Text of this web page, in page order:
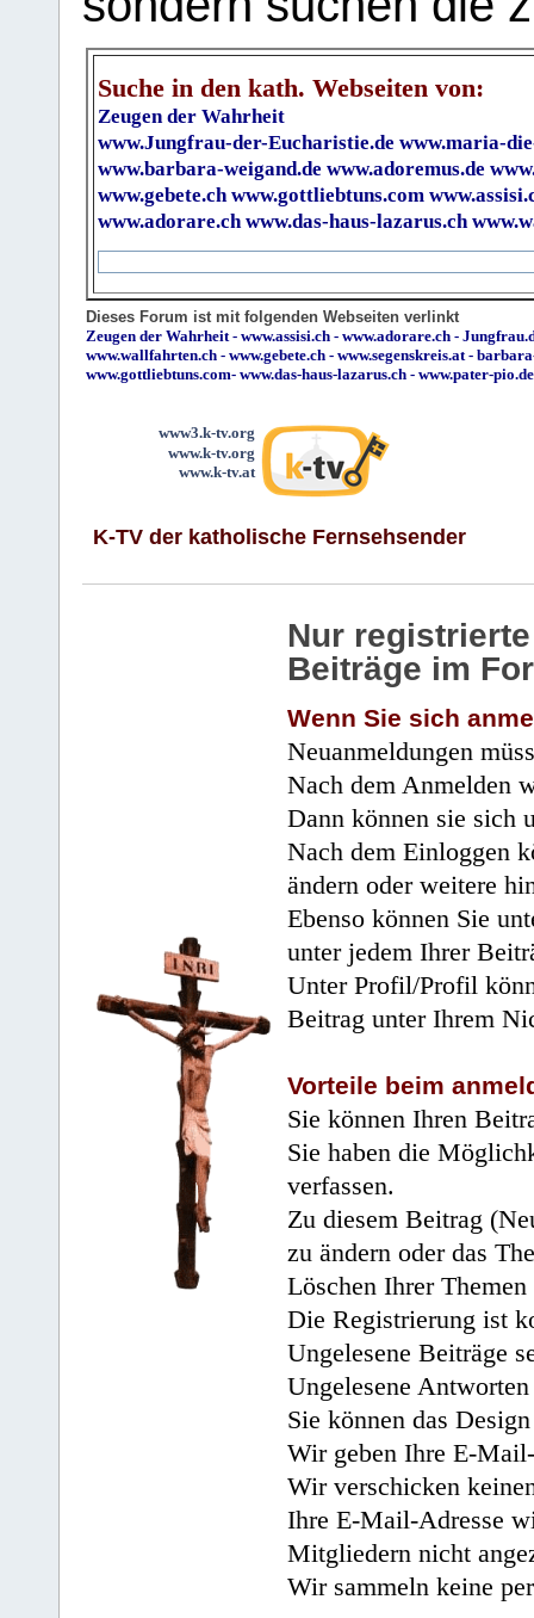
Suche in den kath. Webseiten von:
Zeugen der Wahrheit
www.Jungfrau-der-Eucharistie.de www.maria-
www.barbara-weigand.de www.adoremus.de
www.gebete.ch www.gottliebtuns.com
www.adorare.ch www.das-haus-lazarus.ch
Dieses Forum ist mit folgenden Webseiten verlinkt
Zeugen der Wahrheit - www.assisi.ch - www.adorare.ch -
www.wallfahrten.ch - www.gebete.ch - www.segenskreis.at -
www.gottliebtuns.com- www.das-haus-lazarus.ch - www.pater-pio.de
www3.k-tv.org
www.k-tv.org
www.k-tv.at
K-TV der katholische Fernsehsender
Nur
Beiträge im
Wenn Sie sich
Neuanmeldungen
Nach dem Anmelden
Dann können sie sich
Nach dem Einloggen
ändern oder weitere
Ebenso können Sie
unter jedem Ihrer
Unter Profil/Profil
Beitrag unter Ihrem
Vorteile beim
Sie können Ihren
Sie haben die
verfassen.
Zu diesem Beitrag
zu ändern oder das
Löschen Ihrer
Die Registrierung ist
Ungelesene Beiträge
Ungelesene
Sie können das
Wir geben Ihre E-
Wir verschicken
Ihre E-Mail-Adresse
Mitgliedern nicht
Wir sammeln keine